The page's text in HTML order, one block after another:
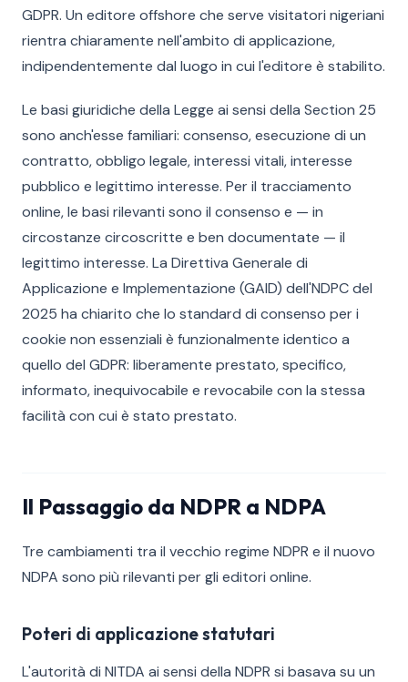
GDPR. Un editore offshore che serve visitatori nigeriani
rientra chiaramente nell'ambito di applicazione,
indipendentemente dal luogo in cui l'editore è stabilito.
Le basi giuridiche della Legge ai sensi della Section 25
sono anch'esse familiari: consenso, esecuzione di un
contratto, obbligo legale, interessi vitali, interesse
pubblico e legittimo interesse. Per il tracciamento
online, le basi rilevanti sono il consenso e — in
circostanze circoscritte e ben documentate — il
legittimo interesse. La Direttiva Generale di
Applicazione e Implementazione (GAID) dell'NDPC del
2025 ha chiarito che lo standard di consenso per i
cookie non essenziali è funzionalmente identico a
quello del GDPR: liberamente prestato, specifico,
informato, inequivocabile e revocabile con la stessa
facilità con cui è stato prestato.
Il Passaggio da NDPR a NDPA
Tre cambiamenti tra il vecchio regime NDPR e il nuovo
NDPA sono più rilevanti per gli editori online.
Poteri di applicazione statutari
L'autorità di NITDA ai sensi della NDPR si basava su un